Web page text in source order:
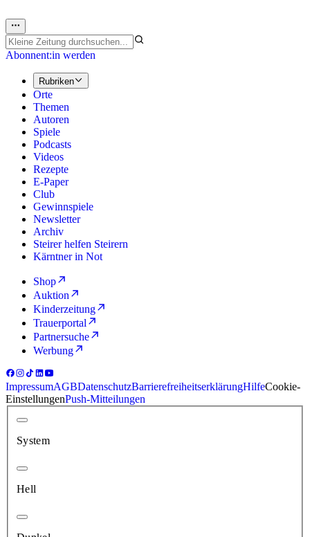
Abonnent:in werden
Rubriken
Orte
Themen
Autoren
Spiele
Podcasts
Videos
Rezepte
E-Paper
Club
Gewinnspiele
Newsletter
Archiv
Steirer helfen Steirern
Kärntner in Not
Shop
Auktion
Kinderzeitung
Trauerportal
Partnersuche
Werbung
ImpressumAGBDatenschutzBarrierefreiheitserklärungHilfeCookie-
EinstellungenPush-Mitteilungen
System
Hell